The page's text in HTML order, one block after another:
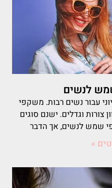
לנשים
עבור נשים רבות. משקפי
וגדלים. ישנם סוגים
שמש לנשים, אך הדבר
»